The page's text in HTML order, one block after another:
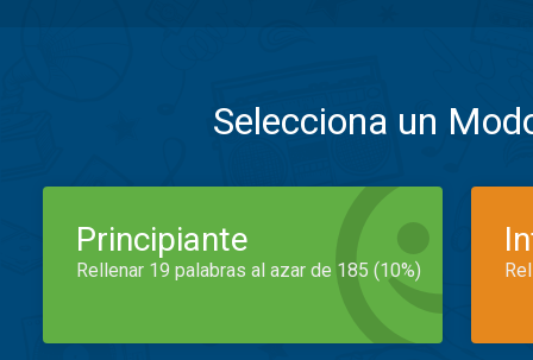
Selecciona un
Principiante
Rellenar 19 palabras al azar de 185 (10%)